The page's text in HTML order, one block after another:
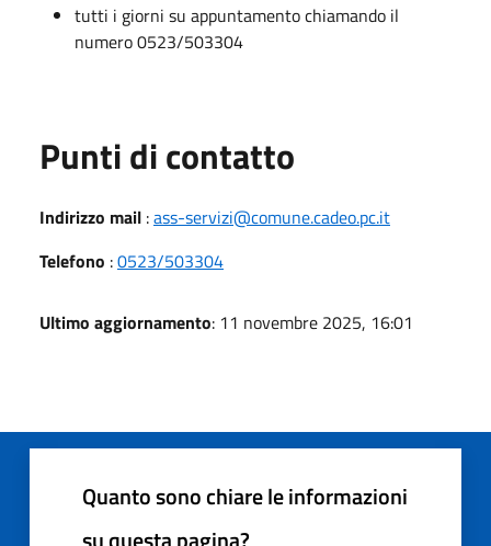
tutti i giorni su appuntamento chiamando il
numero 0523/503304
Punti di contatto
Indirizzo mail :ass-servizi@comune.cadeo.pc.it
Telefono :0523/503304
Ultimo aggiornamento: 11 novembre 2025, 16:01
Quanto sono chiare le informazioni